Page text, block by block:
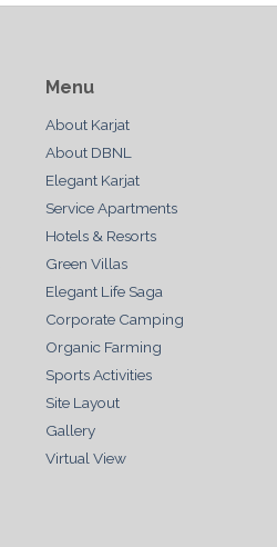
Menu
About Karjat
About DBNL
Elegant Karjat
Service Apartments
Hotels & Resorts
Green Villas
Elegant Life Saga
Corporate Camping
Organic Farming
Sports Activities
Site Layout
Gallery
Virtual View